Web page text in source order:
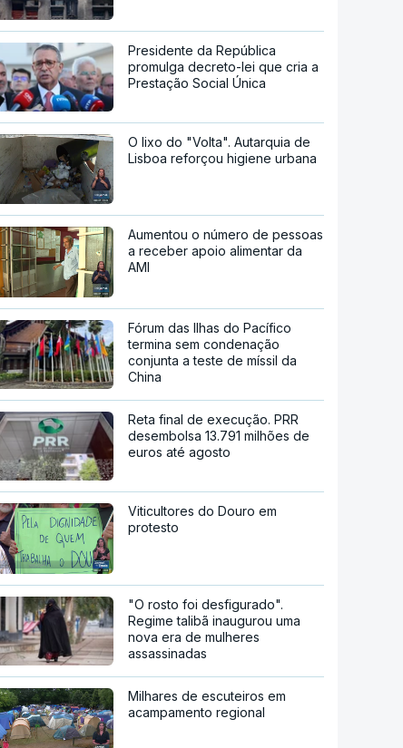
Presidente da República
promulga decreto-lei que cria a
Prestação Social Única
O lixo do "Volta". Autarquia de
Lisboa reforçou higiene urbana
Aumentou o número de pessoas
a receber apoio alimentar da
AMI
Fórum das Ilhas do Pacífico
termina sem condenação
conjunta a teste de míssil da
China
Reta final de execução. PRR
desembolsa 13.791 milhões de
euros até agosto
Viticultores do Douro em
protesto
"O rosto foi desfigurado".
Regime talibã inaugurou uma
nova era de mulheres
assassinadas
Milhares de escuteiros em
acampamento regional